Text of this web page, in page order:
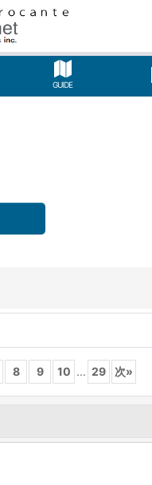
GUIDE
8 9 10 ... 29 次»